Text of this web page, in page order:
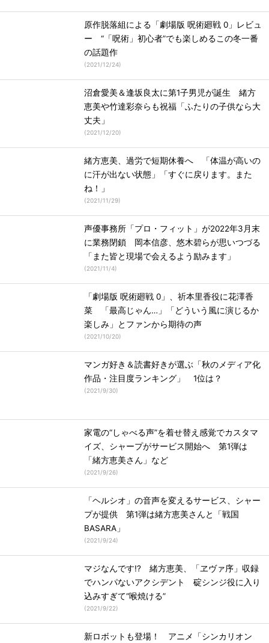
原作脱落組による「劇場版 呪術廻戦 0」レビュ
ー “「呪術」初心者”でも楽しめるこの冬一番
の話題作
(2021/12/24)
沼倉愛美＆逢坂良太に第1子男児が誕生 緒方
恵美や竹達彩奈らも祝福「ふたりの子供なら大
丈夫」
(2021/12/20)
緒方恵美、過労で短期休養へ 「体温が高いの
に汗が出ない状態」「すぐに戻ります。また
ね！」
(2021/11/29)
声優事務所「プロ・フィット」が2022年3月末
に業務閉鎖 岡本信彦、悠木碧らが思いつづる
「また皆と現場で会えるよう励みます」
(2021/11/4)
「劇場版 呪術廻戦 0」、祈本里香役に花澤香
菜 「最高じゃん…」「どういう風に演じるか
楽しみ」とファンから期待の声
(2021/10/20)
マンガ好き＆読書好きが選ぶ「秋のメディア化
作品・注目度ランキング」 1位は？
(2021/9/30)
家電の“しゃべる声”を着せ替え感覚でカスタマ
イズ、シャープがサービス開始へ 第1弾は
「緒方恵美さん」など
(2021/9/26)
「ヘルシオ」の音声を変えるサービス、シャー
プが提供 第1弾は緒方恵美さんと「戦国
BASARA」
(2021/9/24)
マジなんです!? 緒方恵美、「ヱヴァ序」収録
でハンパないアクシデント 碇シンジ役に入り
込みすぎて“喉焼ける”
(2021/9/22)
新ロボットも登場！ アニメ「シンカリオン